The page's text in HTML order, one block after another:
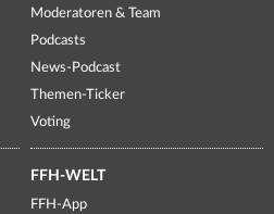
Moderatoren & Team
Podcasts
News-Podcast
Themen-Ticker
Voting
FFH-WELT
FFH-App